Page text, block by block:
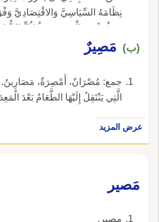
نِظَامَهُ السِّيَاسِيَّ وَالاقْتِصَادِيَّ
:حَقُّ تَقْرِيرِ الْمَصِيرِ حَقُّ كُلِّ
(ب) مَصِيرٌ
جمع: مُصْرَانٌ، أَمْصِرَةٌ،
الَّتِي يَنْتَقِلُ إِلَيْهَا الطَّعَامُ بَعْدَ
عرض المزيد
مَصير
مصير.